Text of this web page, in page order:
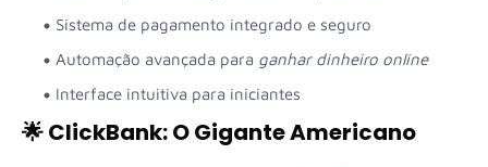
Sistema de pagamento integrado e seguro
Automação avançada para ganhar dinheiro online
Interface intuitiva para iniciantes
🌟 ClickBank: O Gigante Americano